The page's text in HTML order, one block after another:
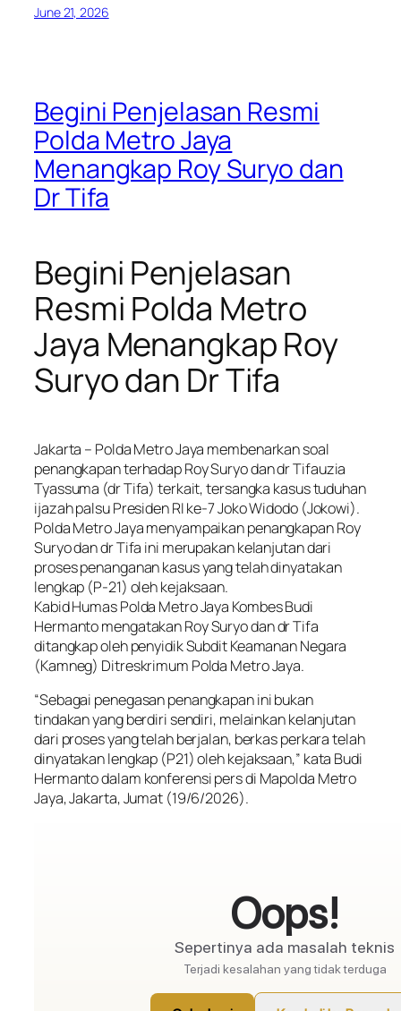
June 21, 2026
Begini Penjelasan Resmi
Polda Metro Jaya
Menangkap Roy Suryo dan
Dr Tifa
Begini Penjelasan
Resmi Polda Metro
Jaya Menangkap Roy
Suryo dan Dr Tifa
Jakarta – Polda Metro Jaya membenarkan soal
penangkapan terhadap Roy Suryo dan dr Tifauzia
Tyassuma (dr Tifa) terkait, tersangka kasus tuduhan
ijazah palsu Presiden RI ke-7 Joko Widodo (Jokowi).
Polda Metro Jaya menyampaikan penangkapan Roy
Suryo dan dr Tifa ini merupakan kelanjutan dari
proses penanganan kasus yang telah dinyatakan
lengkap (P-21) oleh kejaksaan.
Kabid Humas Polda Metro Jaya Kombes Budi
Hermanto mengatakan Roy Suryo dan dr Tifa
ditangkap oleh penyidik Subdit Keamanan Negara
(Kamneg) Ditreskrimum Polda Metro Jaya.
“Sebagai penegasan penangkapan ini bukan
tindakan yang berdiri sendiri, melainkan kelanjutan
dari proses yang telah berjalan, berkas perkara telah
dinyatakan lengkap (P21) oleh kejaksaan,” kata Budi
Hermanto dalam konferensi pers di Mapolda Metro
Jaya, Jakarta, Jumat (19/6/2026).